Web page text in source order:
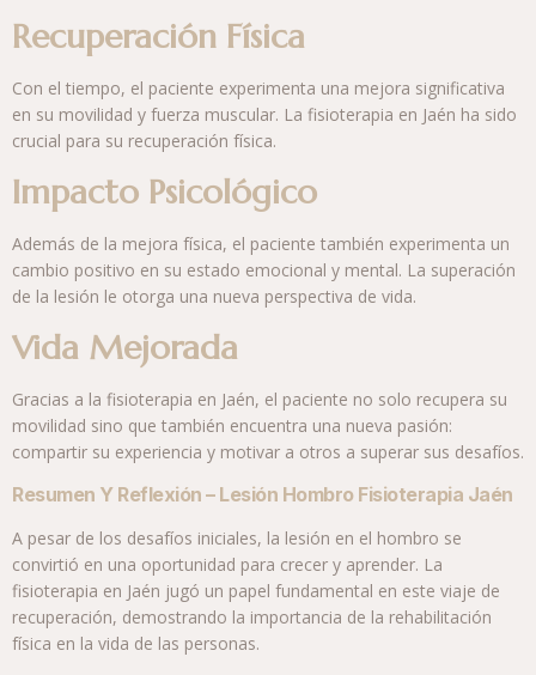
Recuperación Física
Con el tiempo, el paciente experimenta una mejora significativa
en su movilidad y fuerza muscular. La fisioterapia en Jaén ha sido
crucial para su recuperación física.
Impacto Psicológico
Además de la mejora física, el paciente también experimenta un
cambio positivo en su estado emocional y mental. La superación
de la lesión le otorga una nueva perspectiva de vida.
Vida Mejorada
Gracias a la fisioterapia en Jaén, el paciente no solo recupera su
movilidad sino que también encuentra una nueva pasión:
compartir su experiencia y motivar a otros a superar sus desafíos.
Resumen Y Reflexión – Lesión Hombro Fisioterapia Jaén
A pesar de los desafíos iniciales, la lesión en el hombro se
convirtió en una oportunidad para crecer y aprender. La
fisioterapia en Jaén jugó un papel fundamental en este viaje de
recuperación, demostrando la importancia de la rehabilitación
física en la vida de las personas.